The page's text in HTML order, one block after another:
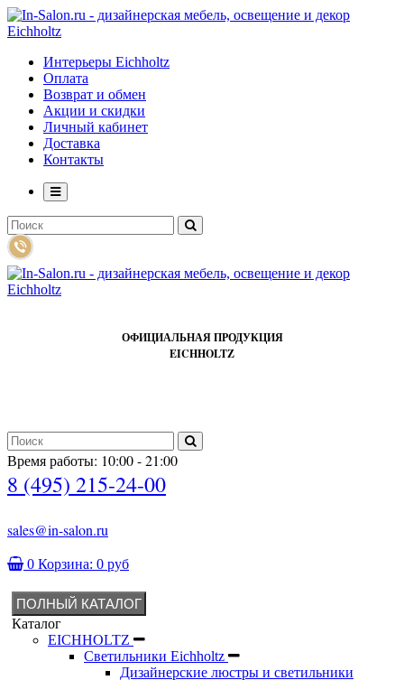
Интерьеры Eichholtz
Оплата
Возврат и обмен
Акции и скидки
Личный кабинет
Доставка
Контакты
ОФИЦИАЛЬНАЯ ПРОДУКЦИЯ
EICHHOLTZ
Время работы: 10:00 - 21:00
8 (495) 215-24-00
sales@in-salon.ru
0 Корзина: 0 руб
ПОЛНЫЙ КАТАЛОГ
Каталог
EICHHOLTZ
Светильники Eichholtz
Дизайнерские люстры и светильники